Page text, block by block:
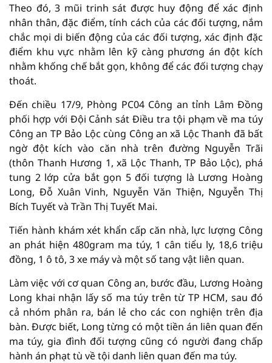
Theo đó, 3 mũi trinh sát được huy động để xác định
nhân thân, đặc điểm, tính cách của các đối tượng, nắm
chắc mọi di biến động của các đối tượng, xác định đặc
điểm khu vực nhằm lên kỹ càng phương án đột kích
nhằm khống chế bắt gọn, không để các đối tượng chạy
thoát.
Đến chiều 17/9, Phòng PC04 Công an tỉnh Lâm Đồng
phối hợp với Đội Cảnh sát Điều tra tội phạm về ma túy
Công an TP Bảo Lộc cùng Công an xã Lộc Thanh đã bất
ngờ đột kích vào căn nhà trên đường Nguyễn Trãi
(thôn Thanh Hương 1, xã Lộc Thanh, TP Bảo Lộc), phá
tung 2 lớp cửa bắt gọn 5 đối tượng là Lương Hoàng
Long, Đỗ Xuân Vinh, Nguyễn Văn Thiện, Nguyễn Thị
Bích Tuyết và Trần Thị Tuyết Mai.
Tiến hành khám xét khẩn cấp căn nhà, lực lượng Công
an phát hiện 480gram ma túy, 1 cân tiểu ly, 18,6 triệu
đồng, 1 ô tô, 3 xe máy và một số tang vật liên quan.
Làm việc với cơ quan Công an, bước đầu, Lương Hoàng
Long khai nhận lấy số ma túy trên từ TP HCM, sau đó
cả nhóm phân ra, bán lẻ cho các con nghiện trên địa
bàn. Được biết, Long từng có một tiền án liên quan đến
ma túy, gia đình đối tượng cũng có người đang chấp
hành án phạt tù về tội danh liên quan đến ma túy.